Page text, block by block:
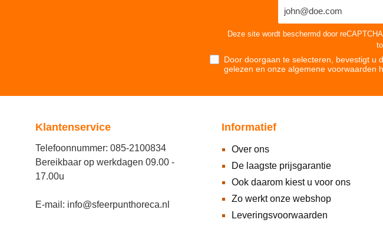
Deze site wordt beschermd door
Door doorgaan te selecteren, bevestigt u
gelezen en onze algemene voorwaarden
Klantenservice
Telefoonnummer: 085-2100834
Bereikbaar op werkdagen 09.00 -
17.00u
E-mail: info@sfeerpunthoreca.nl
Informatief
Over ons
De laagste prijsgarantie
Ook daarom kiest u voor ons
Zo werkt onze webshop
Leveringsvoorwaarden